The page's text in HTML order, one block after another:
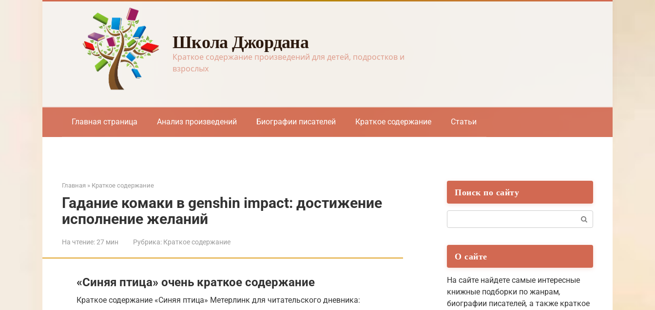
Школа Джордана
Краткое содержание произведений для детей, подростков и
взрослых
Главная страница Анализ произведений Биографии писателей Краткое содержание Статьи
Главная » Краткое содержание
Гадание комаки в genshin impact: достижение
исполнение желаний
На чтение:27 мин Рубрика: Краткое содержание
«Синяя птица» очень краткое содержание
Краткое содержание «Синяя птица» Метерлинк для читательского дневника:
Поиск по сайту
О сайте
На сайте найдете самые интересные
книжные подборки по жанрам,
биографии писателей, а также краткое